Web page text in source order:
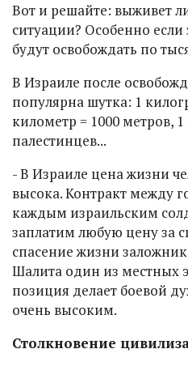
Вот и решайте: выживет
ситуации? Особенно если
будут освобождать по
В Израиле после
популярна шутка: 1
километр = 1000 метров, 1
палестинцев...
- В Израиле цена жизни
высока. Контракт между
каждым израильским
заплатим любую цену за
спасение жизни
Шалита один из местных
позиция делает боевой
очень высоким.
Столкновение